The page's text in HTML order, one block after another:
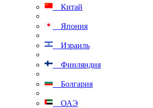
Китай
Япония
Израиль
Финляндия
Болгария
ОАЭ